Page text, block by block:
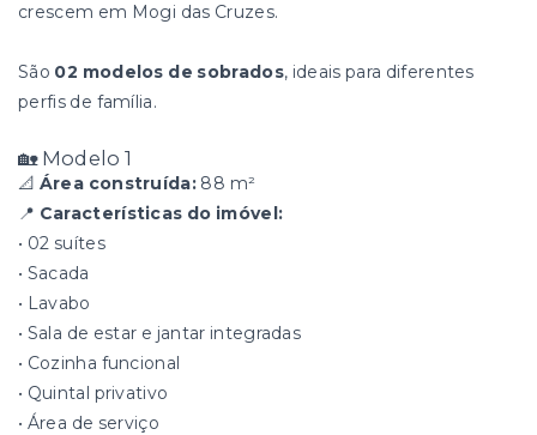
crescem em Mogi das Cruzes.
São 02 modelos de sobrados, ideais para diferentes
perfis de família.
🏡 Modelo 1
📐 Área construída:88 m²
📍 Características do imóvel:
• 02 suítes
• Sacada
• Lavabo
• Sala de estar e jantar integradas
• Cozinha funcional
• Quintal privativo
• Área de serviço